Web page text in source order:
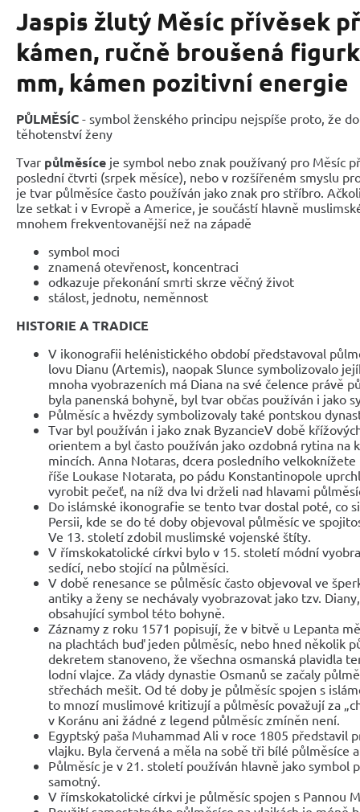
Jaspis žlutý Měsíc přívěsek
kámen, ručně broušená
mm, kámen pozitivní energie
PŮLMĚSÍC - symbol ženského principu nejspíše proto, že
těhotenství ženy
Tvar půlměsíce je symbol nebo znak používaný pro Měsíc
poslední čtvrti (srpek měsíce), nebo v rozšířeném smyslu
je tvar půlměsíce často používán jako znak pro stříbro.
lze setkat i v Evropě a Americe, je součástí hlavně
mnohem frekventovanější než na západě
symbol moci
znamená otevřenost, koncentraci
odkazuje překonání smrti skrze věčný život
stálost, jednotu, neměnnost
HISTORIE A TRADICE
V ikonografii helénistického období představoval
lovu Dianu (Artemis), naopak Slunce symbolizovalo
mnoha vyobrazeních má Diana na své čelence právě
byla panenská bohyně, byl tvar občas používán i jako
Půlměsíc a hvězdy symbolizovaly také pontskou
Tvar byl používán i jako znak ByzancieV době
orientem a byl často používán jako ozdobná rytina na
mincích. Anna Notaras, dcera posledního
říše Loukase Notarata, po pádu Konstantinopole
vyrobit pečeť, na níž dva lvi drželi nad hlavami
Do islámské ikonografie se tento tvar dostal poté, co
Persii, kde se do té doby objevoval půlměsíc ve
Ve 13. století zdobil muslimské vojenské štíty.
V římskokatolické církvi bylo v 15. století módní
sedící, nebo stojící na půlměsíci.
V době renesance se půlměsíc často objevoval ve
antiky a ženy se nechávaly vyobrazovat jako tzv.
obsahující symbol této bohyně.
Záznamy z roku 1571 popisují, že v bitvě u Lepanta
na plachtách buď jeden půlměsíc, nebo hned několik
dekretem stanoveno, že všechna osmanská plavidla
lodní vlajce. Za vlády dynastie Osmanů se začaly
střechách mešit. Od té doby je půlměsíc spojen s
to mnozí muslimové kritizují a půlměsíc považují za
v Koránu ani žádné z legend půlměsíc zmíněn není.
Egyptský paša Muhammad Ali v roce 1805 představil
vlajku. Byla červená a měla na sobě tři bílé půlměsíce
Půlměsíc je v 21. století používán hlavně jako symbol
samotný.
V římskokatolické církvi je půlměsíc spojen s Pannou